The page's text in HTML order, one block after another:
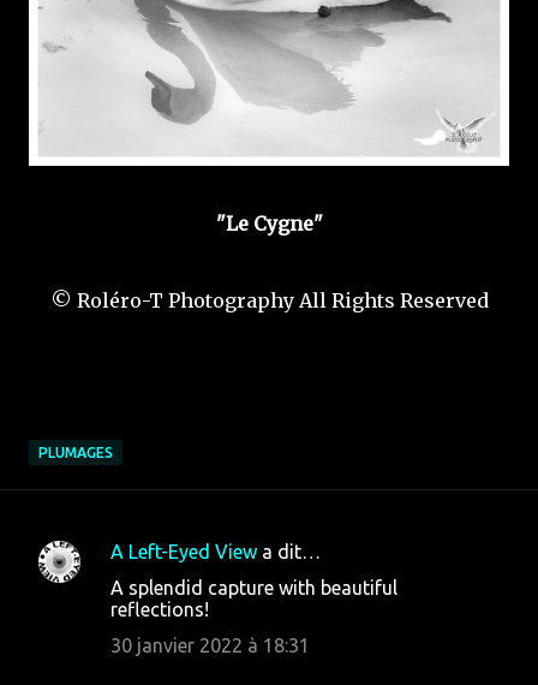
"Le Cygne"
© Roléro-T Photography All Rights Reserved
PLUMAGES
C
A Left-Eyed View a dit…
A splendid capture with beautiful
reflections!
30 janvier 2022 à 18:31